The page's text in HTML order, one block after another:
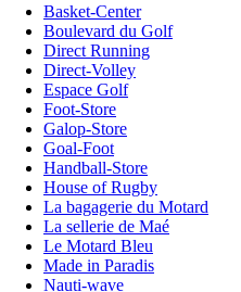
Basket-Center
Boulevard du Golf
Direct Running
Direct-Volley
Espace Golf
Foot-Store
Galop-Store
Goal-Foot
Handball-Store
House of Rugby
La bagagerie du Motard
La sellerie de Maé
Le Motard Bleu
Made in Paradis
Nauti-wave